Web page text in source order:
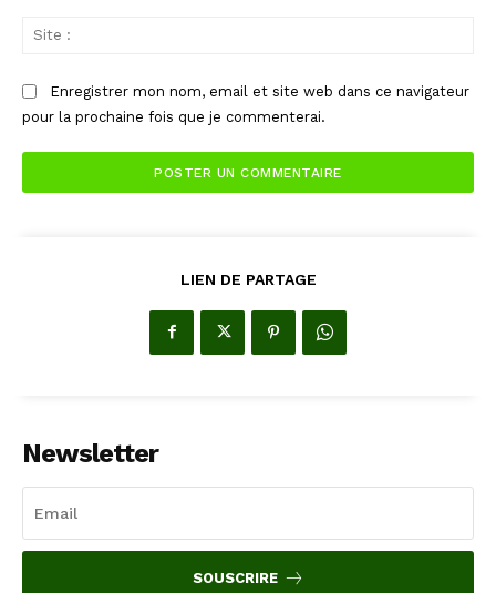
Enregistrer mon nom, email et site web dans ce navigateur
pour la prochaine fois que je commenterai.
LIEN DE PARTAGE
Newsletter
SOUSCRIRE